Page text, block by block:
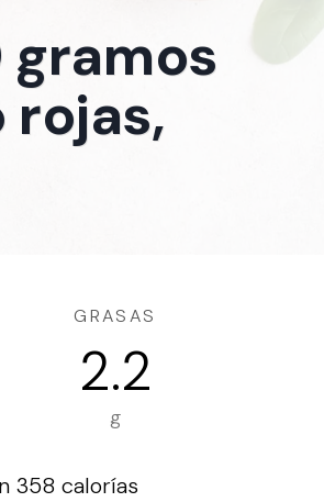
rojas,
GRASAS
2.2
g
358 calorías